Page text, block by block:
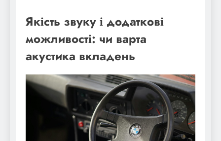
Якість звуку і додаткові
можливості: чи варта
акустика вкладень